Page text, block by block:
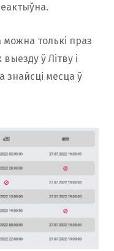
толькі праз
ў Літву і
знайсці месца ў